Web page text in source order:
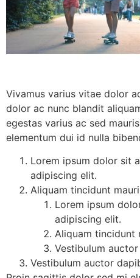
Vivamus varius vitae dolor
dolor ac nunc blandit
egestas varius ac sed
elementum dui id nulla
Lorem ipsum dolor sit
adipiscing elit.
Aliquam tincidunt
Lorem ipsum
adipiscing elit.
Aliquam tincidunt
Vestibulum
Vestibulum auctor